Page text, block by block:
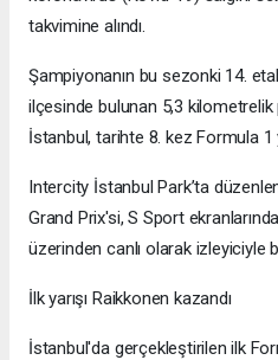
takvimine alındı.
Şampiyonanın bu sezonki 14.
ilçesinde bulunan 5,3
İstanbul, tarihte 8. kez Formula 1
Intercity İstanbul Park’ta
Grand Prix'si, S Sport
üzerinden canlı olarak izleyiciyle
İlk yarışı Raikkonen kazandı
İstanbul'da gerçekleştirilen ilk